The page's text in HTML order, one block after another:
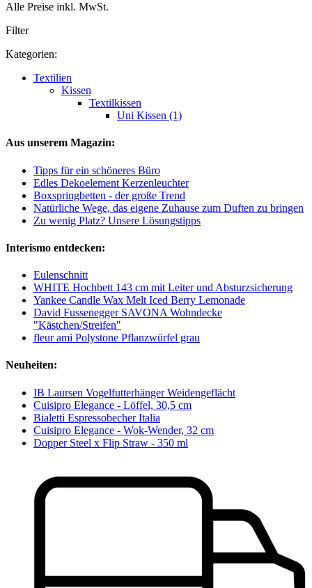
Alle Preise inkl. MwSt.
Filter
Kategorien:
Textilien
Kissen
Textilkissen
Uni Kissen (1)
Aus unserem Magazin:
Tipps für ein schöneres Büro
Edles Dekoelement Kerzenleuchter
Boxspringbetten - der große Trend
Natürliche Wege, das eigene Zuhause zum Duften zu bringen
Zu wenig Platz? Unsere Lösungstipps
Interismo entdecken:
Eulenschnitt
WHITE Hochbett 143 cm mit Leiter und Absturzsicherung
Yankee Candle Wax Melt Iced Berry Lemonade
David Fussenegger SAVONA Wohndecke
"Kästchen/Streifen"
fleur ami Polystone Pflanzwürfel grau
Neuheiten:
IB Laursen Vogelfutterhänger Weidengeflächt
Cuisipro Elegance - Löffel, 30,5 cm
Bialetti Espressobecher Italia
Cuisipro Elegance - Wok-Wender, 32 cm
Dopper Steel x Flip Straw - 350 ml